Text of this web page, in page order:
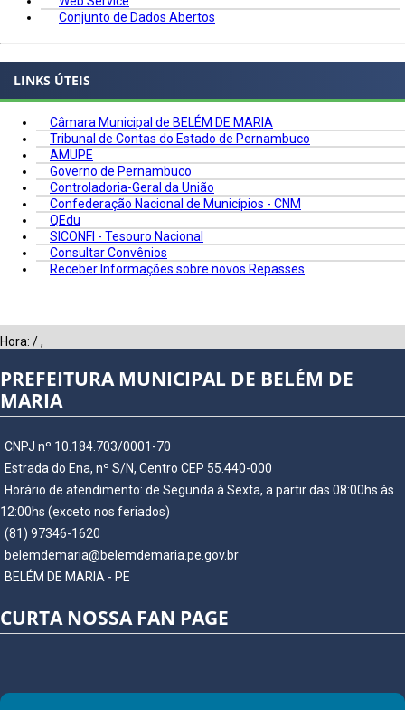
Conjunto de Dados Abertos
LINKS ÚTEIS
Câmara Municipal de BELÉM DE MARIA
Tribunal de Contas do Estado de Pernambuco
AMUPE
Governo de Pernambuco
Controladoria-Geral da União
Confederação Nacional de Municípios - CNM
QEdu
SICONFI - Tesouro Nacional
Consultar Convênios
Receber Informações sobre novos Repasses
Hora: /,
PREFEITURA MUNICIPAL DE BELÉM DE
MARIA
CNPJ nº 10.184.703/0001-70
Estrada do Ena, nº S/N, Centro CEP 55.440-000
Horário de atendimento: de Segunda à Sexta, a partir das 08:00hs às
12:00hs (exceto nos feriados)
(81) 97346-1620
belemdemaria@belemdemaria.pe.gov.br
BELÉM DE MARIA - PE
CURTA NOSSA FAN PAGE